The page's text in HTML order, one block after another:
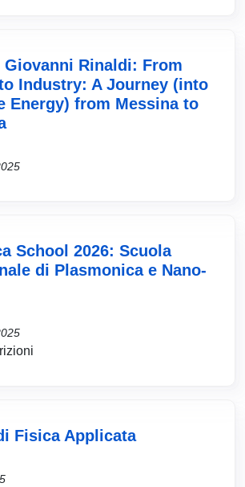
Giovanni Rinaldi: From
Industry: A Journey (into
Energy) from Messina to
School 2026: Scuola
di Plasmonica e Nano-
Fisica Applicata